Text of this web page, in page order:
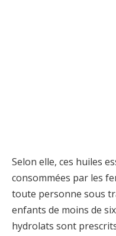
Selon elle, ces huiles
consommées par les
toute personne sous
enfants de moins de
hydrolats sont